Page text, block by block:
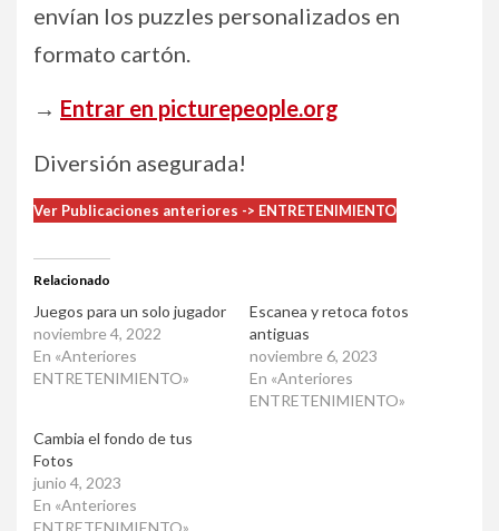
envían los puzzles personalizados en
formato cartón.
→ Entrar en picturepeople.org
Diversión asegurada!
Ver Publicaciones anteriores -> ENTRETENIMIENTO
Relacionado
Juegos para un solo jugador
noviembre 4, 2022
En «Anteriores
ENTRETENIMIENTO»
Escanea y retoca fotos
antiguas
noviembre 6, 2023
En «Anteriores
ENTRETENIMIENTO»
Cambia el fondo de tus
Fotos
junio 4, 2023
En «Anteriores
ENTRETENIMIENTO»